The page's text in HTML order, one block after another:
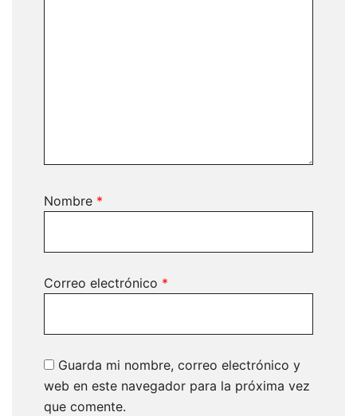
Nombre *
Correo electrónico *
Guarda mi nombre, correo electrónico y
web en este navegador para la próxima vez
que comente.